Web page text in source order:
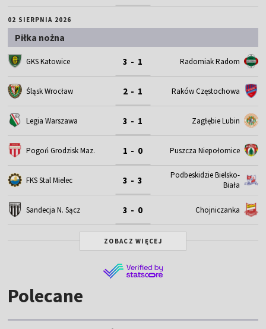
02 SIERPNIA 2026
Piłka nożna
GKS Katowice 3 - 1 Radomiak Radom
Śląsk Wrocław 2 - 1 Raków Częstochowa
Legia Warszawa 3 - 1 Zagłębie Lubin
Pogoń Grodzisk Maz. 1 - 0 Puszcza Niepołomice
FKS Stal Mielec 3 - 3
Podbeskidzie Bielsko-
Biała
Sandecja N. Sącz 3 - 0 Chojniczanka
ZOBACZ WIĘCEJ
Polecane